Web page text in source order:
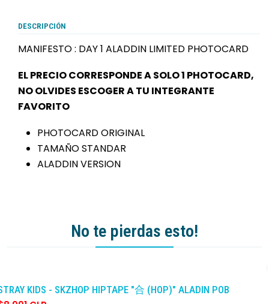
DESCRIPCIÓN
MANIFESTO : DAY 1 ALADDIN LIMITED PHOTOCARD
EL PRECIO CORRESPONDE A SOLO 1 PHOTOCARD,
NO OLVIDES ESCOGER A TU INTEGRANTE
FAVORITO
PHOTOCARD ORIGINAL
TAMAÑO STANDAR
ALADDIN VERSION
No te pierdas esto!
KIDS - SKZHOP HIPTAPE "合 (HOP)" ALADIN POB